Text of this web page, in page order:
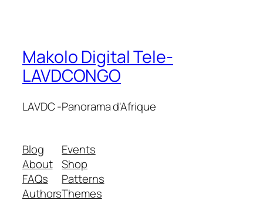
Makolo Digital Tele-
LAVDCONGO
LAVDC -Panorama d'Afrique
Blog
About
FAQs
Authors
Events
Shop
Patterns
Themes